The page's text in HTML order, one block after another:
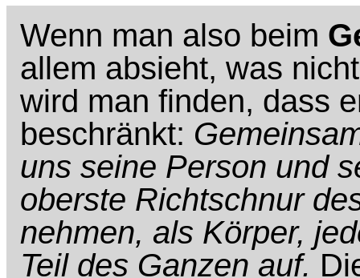
Wenn man also beim
allem absieht, was
wird man finden, dass
beschränkt:
uns seine Person und
oberste Richtschnur
nehmen, als Körper,
Teil des Ganzen auf.